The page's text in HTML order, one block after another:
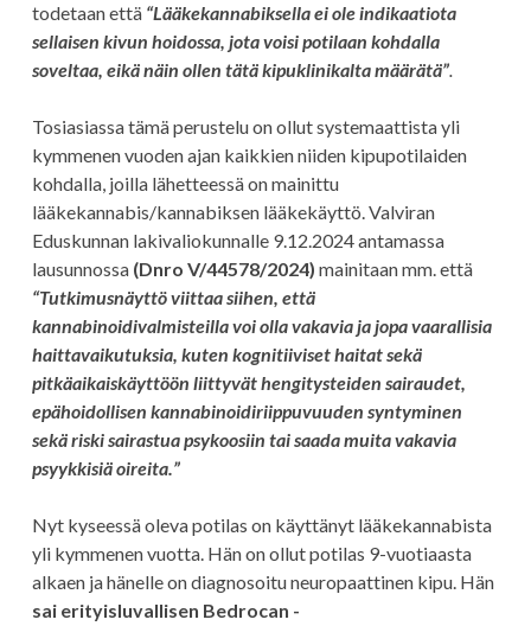
todetaan että “Lääkekannabiksella ei ole indikaatiota
sellaisen kivun hoidossa, jota voisi potilaan kohdalla
soveltaa, eikä näin ollen tätä kipuklinikalta määrätä”.
Tosiasiassa tämä perustelu on ollut systemaattista yli
kymmenen vuoden ajan kaikkien niiden kipupotilaiden
kohdalla, joilla lähetteessä on mainittu
lääkekannabis/kannabiksen lääkekäyttö. Valviran
Eduskunnan lakivaliokunnalle 9.12.2024 antamassa
lausunnossa (Dnro V/44578/2024) mainitaan mm. että
“Tutkimusnäyttö viittaa siihen, että
kannabinoidivalmisteilla voi olla vakavia ja jopa vaarallisia
haittavaikutuksia, kuten kognitiiviset haitat sekä
pitkäaikaiskäyttöön liittyvät hengitysteiden sairaudet,
epähoidollisen kannabinoidiriippuvuuden syntyminen
sekä riski sairastua psykoosiin tai saada muita vakavia
psyykkisiä oireita.”
Nyt kyseessä oleva potilas on käyttänyt lääkekannabista
yli kymmenen vuotta. Hän on ollut potilas 9-vuotiaasta
alkaen ja hänelle on diagnosoitu neuropaattinen kipu. Hän
sai erityisluvallisen Bedrocan -